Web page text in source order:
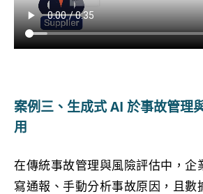
案例三、生成式 AI 於事故管理
用
在傳統事故管理與風險評估中，企
寫通報、手動分析事故原因，且數